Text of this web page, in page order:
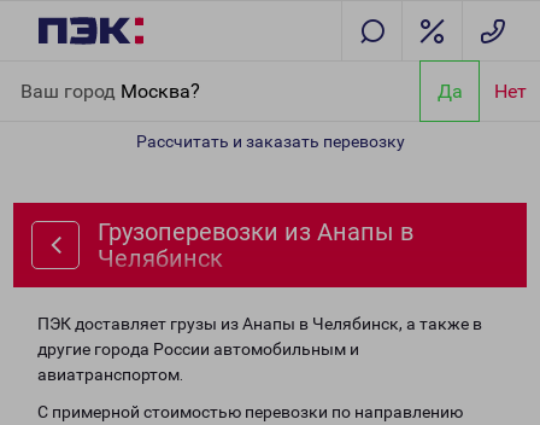
Ваш город Москва? Да Нет
Рассчитать и заказать перевозку
Грузоперевозки из Анапы в
Челябинск
ПЭК доставляет грузы из Анапы в Челябинск, а также в
другие города России автомобильным и
авиатранспортом.
С примерной стоимостью перевозки по направлению